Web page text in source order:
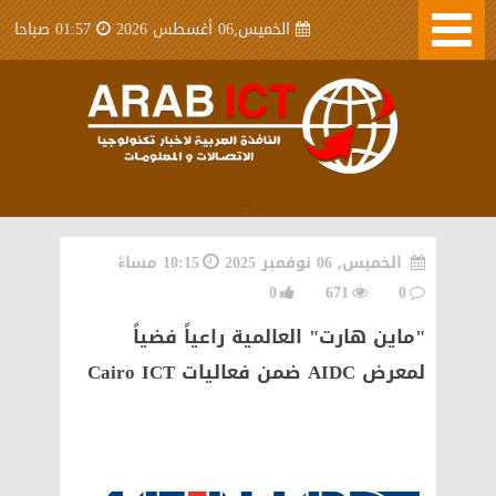
الخميس,06 أغسطس 2026 01:57 صباحا
.
الخميس, 06 نوفمبر 2025
10:15 مساءً
0
671
0
"ماين هارت" العالمية راعياً فضياً
لمعرض AIDC ضمن فعاليات Cairo ICT